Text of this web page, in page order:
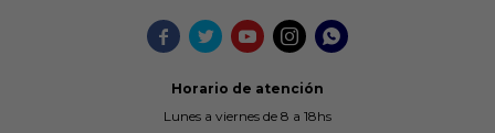
    
Horario de atención
Lunes a viernes de 8 a 18hs